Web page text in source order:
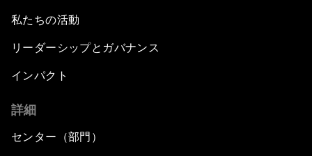
私たちの活動
リーダーシップとガバナンス
インパクト
詳細
センター（部門）